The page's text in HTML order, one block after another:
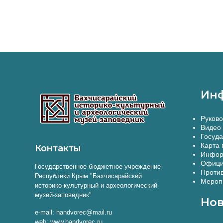
Контакты
Государственное бюджетное учреждение
Республики Крым "Бахчисарайский
историко-культурный и археологический
музей-заповедник"
e-mail: handvorec@mail.ru
Видео
Карта